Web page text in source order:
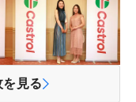
を見る